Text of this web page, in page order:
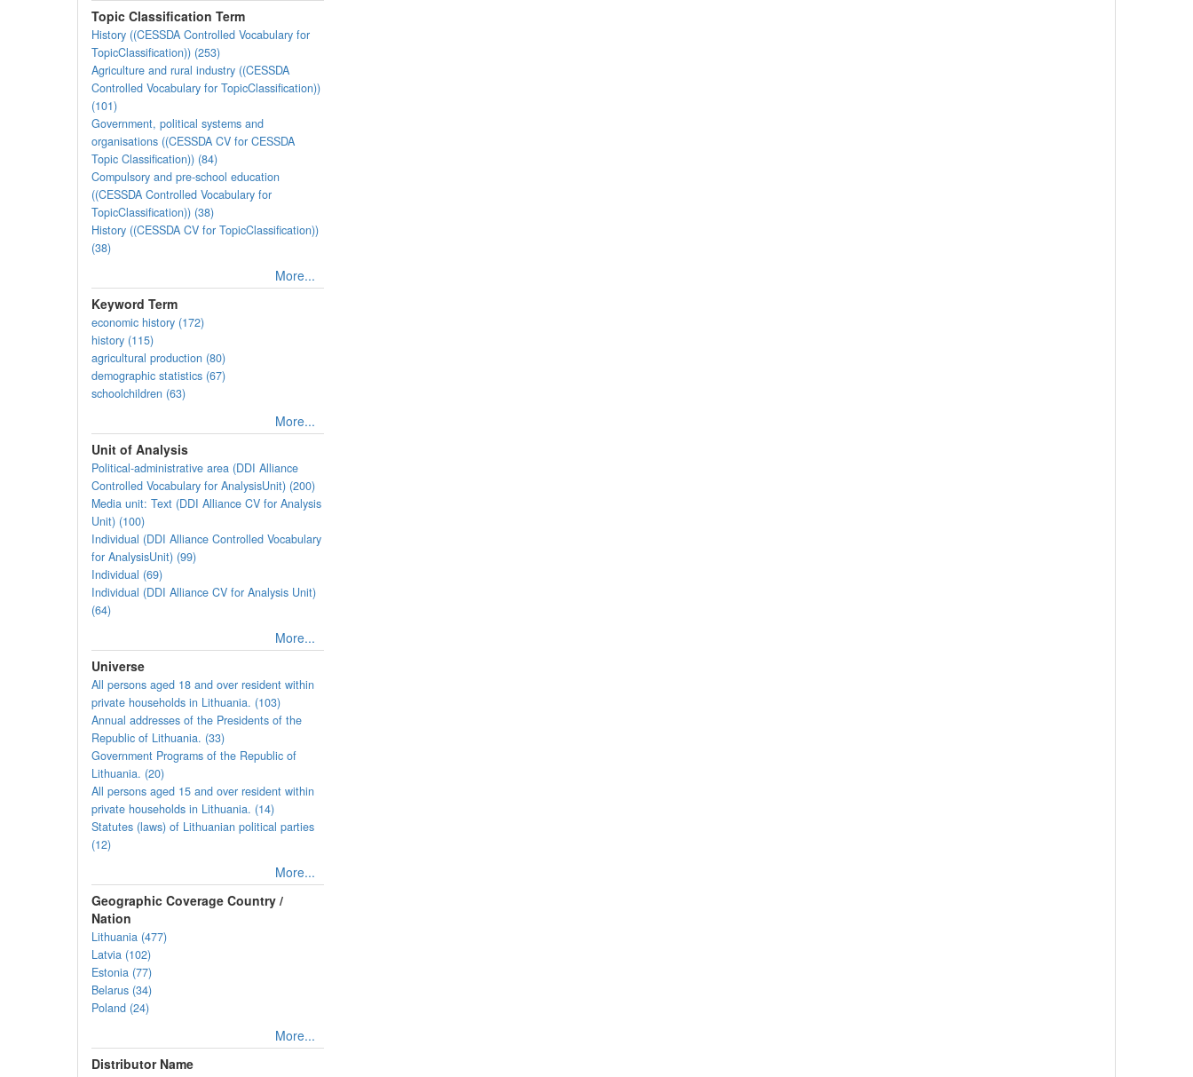
Topic Classification Term
History ((CESSDA Controlled Vocabulary for
TopicClassification)) (253)
Agriculture and rural industry ((CESSDA
Controlled Vocabulary for TopicClassification))
(101)
Government, political systems and
organisations ((CESSDA CV for CESSDA
Topic Classification)) (84)
Compulsory and pre-school education
((CESSDA Controlled Vocabulary for
TopicClassification)) (38)
History ((CESSDA CV for TopicClassification))
(38)
More...
Keyword Term
economic history (172)
history (115)
agricultural production (80)
demographic statistics (67)
schoolchildren (63)
More...
Unit of Analysis
Political-administrative area (DDI Alliance
Controlled Vocabulary for AnalysisUnit) (200)
Media unit: Text (DDI Alliance CV for Analysis
Unit) (100)
Individual (DDI Alliance Controlled Vocabulary
for AnalysisUnit) (99)
Individual (69)
Individual (DDI Alliance CV for Analysis Unit)
(64)
More...
Universe
All persons aged 18 and over resident within
private households in Lithuania. (103)
Annual addresses of the Presidents of the
Republic of Lithuania. (33)
Government Programs of the Republic of
Lithuania. (20)
All persons aged 15 and over resident within
private households in Lithuania. (14)
Statutes (laws) of Lithuanian political parties
(12)
More...
Geographic Coverage Country /
Nation
Lithuania (477)
Latvia (102)
Estonia (77)
Belarus (34)
Poland (24)
More...
Distributor Name